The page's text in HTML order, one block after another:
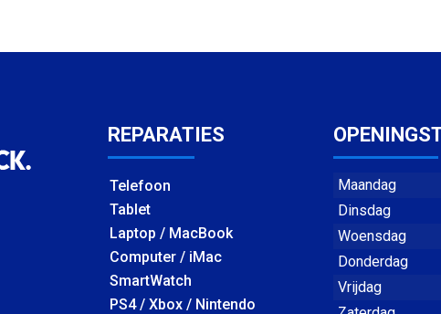
REPARATIES
Telefoon
Tablet
Laptop / MacBook
Computer / iMac
SmartWatch
PS4 / Xbox / Nintendo
Maandag
Dinsdag
Woensdag
Donderdag
Vrijdag